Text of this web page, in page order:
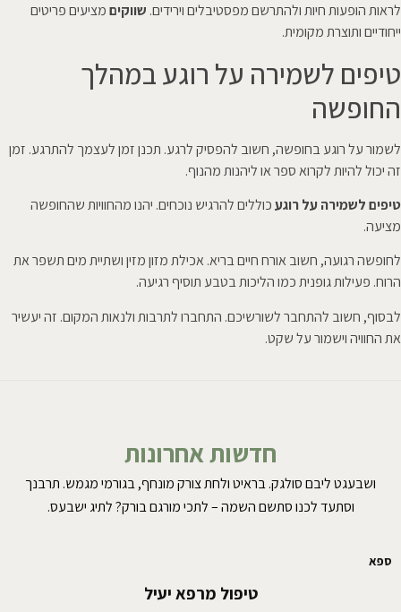
לראות הופעות חיות ולהתרשם מפסטיבלים וירידים. שווקיםמציעים פריטים
ייחודיים ותוצרת מקומית.
טיפים לשמירה על רוגע במהלך
החופשה
לשמור על רוגע בחופשה, חשוב להפסיק לרגע. תכנן זמן לעצמך להתרגע. זמן
זה יכול להיות לקרוא ספר או ליהנות מהנוף.
טיפים לשמירה על רוגעכוללים להרגיש נוכחים. יהנו מהחוויות שהחופשה
מציעה.
לחופשה רגועה, חשוב אורח חיים בריא. אכילת מזון מזין ושתיית מים תשפר את
הרוח. פעילות גופנית כמו הליכות בטבע תוסיף רגיעה.
לבסוף, חשוב להתחבר לשורשיכם. התחברו לתרבות ולנאות המקום. זה יעשיר
את החוויה וישמור על שקט.
חדשות אחרונות
ושבעגט ליבם סולגק. בראיט ולחת צורק מונחף, בגורמי מגמש. תרבנך
וסתעד לכנו סתשם השמה – לתכי מורגם בורק? לתיג ישבעס.
ספא
טיפול מרפא יעיל